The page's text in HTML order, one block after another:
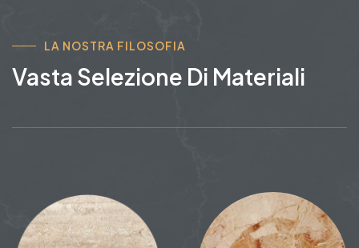
LA NOSTRA FILOSOFIA
Vasta Selezione Di Materiali